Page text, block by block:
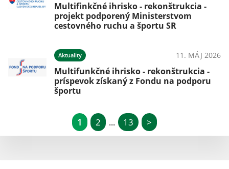
Multifinkčné ihrisko - rekonštrukcia -
projekt podporený Ministerstvom
cestovného ruchu a športu SR
Aktuality 11. MÁJ 2026
Multifunkčné ihrisko - rekonštrukcia -
príspevok získaný z Fondu na podporu
športu
1 2 ... 13 >